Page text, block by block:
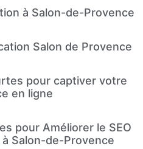
à Salon-de-Provence
Salon de Provence
pour captiver votre
en ligne
pour Améliorer le SEO
Salon-de-Provence